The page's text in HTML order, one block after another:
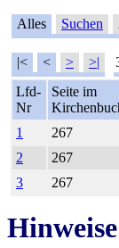
Alles Suchen
|< < > >|
Lfd-
Nr
Seite im
1
267
2
267
3
267